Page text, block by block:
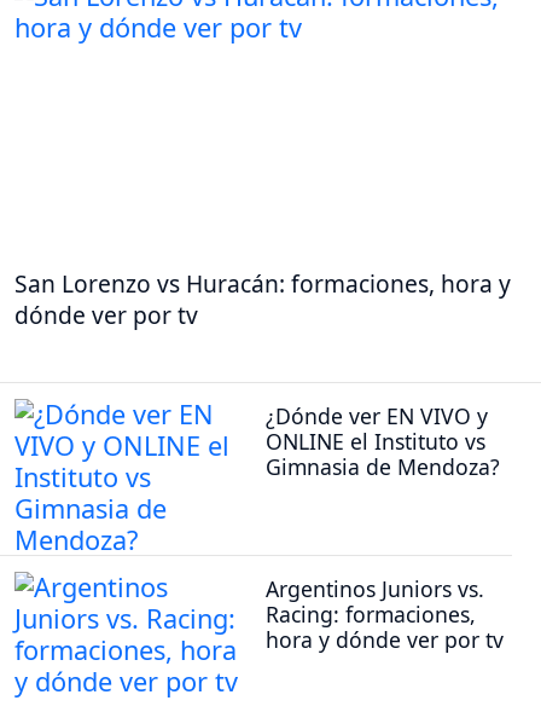
San Lorenzo vs Huracán: formaciones, hora y
dónde ver por tv
¿Dónde ver EN VIVO y
ONLINE el Instituto vs
Gimnasia de Mendoza?
Argentinos Juniors vs.
Racing: formaciones,
hora y dónde ver por tv